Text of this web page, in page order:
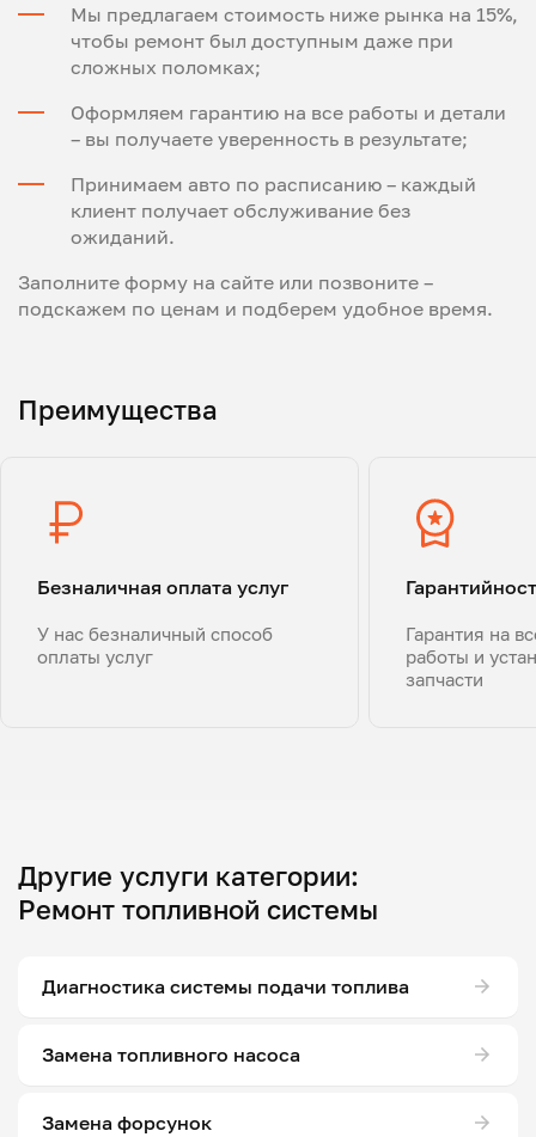
Мы предлагаем стоимость ниже рынка на 15%,
чтобы ремонт был доступным даже при
сложных поломках;
Оформляем гарантию на все работы и детали
– вы получаете уверенность в результате;
Принимаем авто по расписанию – каждый
клиент получает обслуживание без
ожиданий.
Заполните форму на сайте или позвоните –
подскажем по ценам и подберем удобное время.
Преимущества
Безналичная оплата услуг
У нас безналичный способ
оплаты услуг
Гарантия на
работы и
запчасти
Другие услуги категории:
Ремонт топливной системы
Диагностика системы подачи топлива
Замена топливного насоса
Замена форсунок